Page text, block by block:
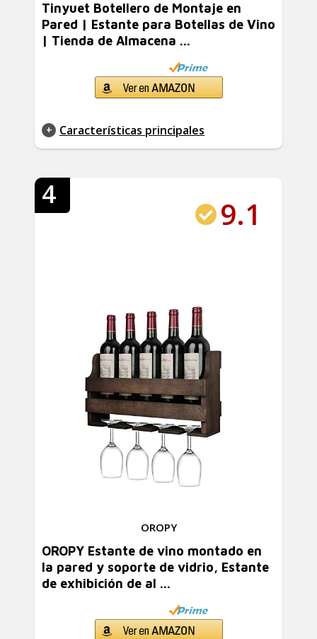
Tinyuet Botellero de Montaje en
Pared | Estante para Botellas de Vino
| Tienda de Almacena ...
Características principales
4
9.1
OROPY
OROPY Estante de vino montado en
la pared y soporte de vidrio, Estante
de exhibición de al ...